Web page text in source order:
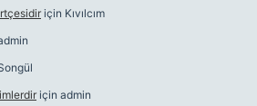
için Kıvılcım
için admin